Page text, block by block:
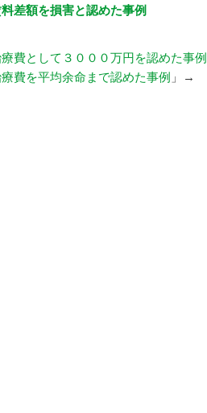
差額を損害と認めた事例
費として３０００万円を認めた事例
費を平均余命まで認めた事例 」→